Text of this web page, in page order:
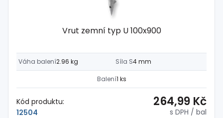
Vrut zemní typ U 100x900
Váha balení2.96 kg Síla S4 mm
Balení1 ks
Kód produktu:
12504
264,99 Kč
s DPH / bal